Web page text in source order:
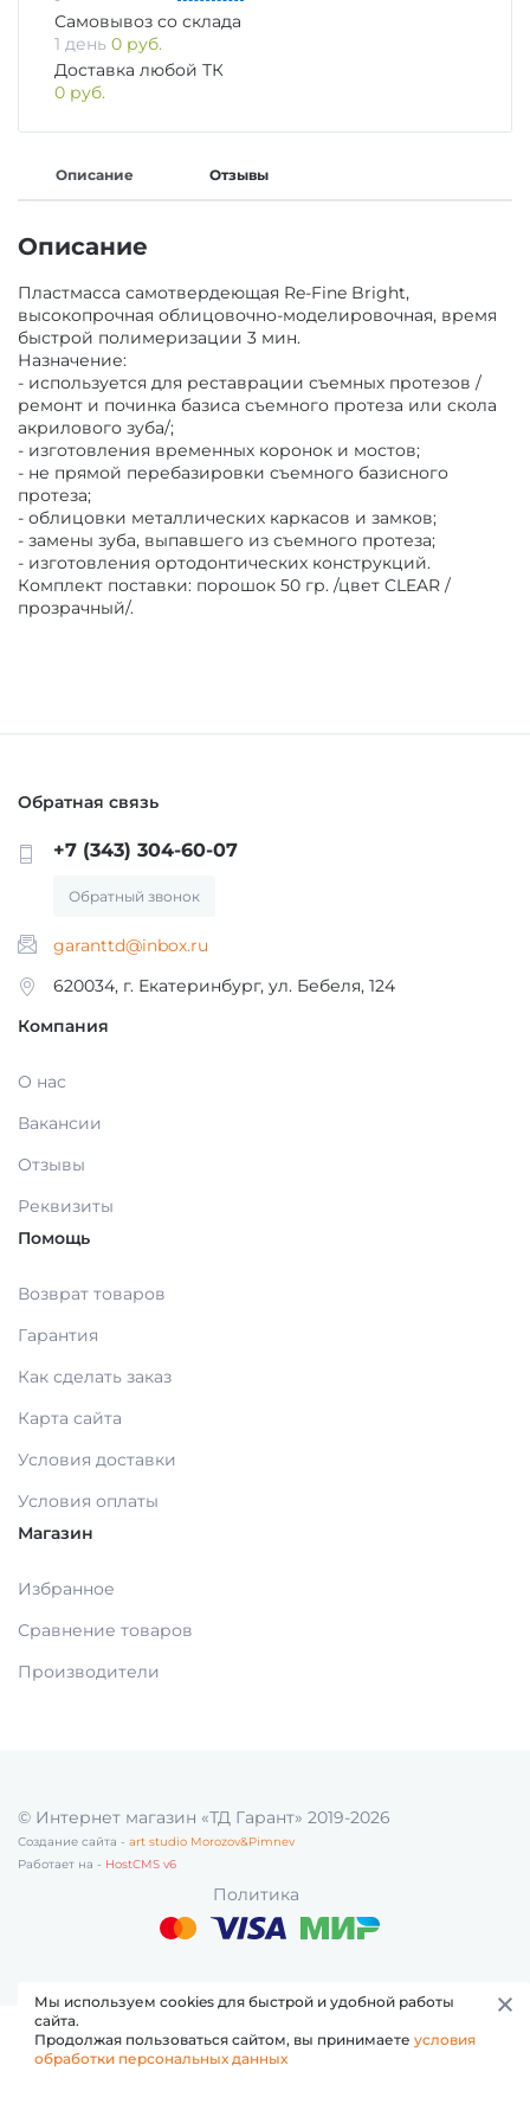
ДЕЗИНФИЦИРУЮЩИЕ СРЕДСТВА,
АНТИСЕПТИКИ
ПОЛИРЫ ДЛЯ ПОЛИРОВАНИЯ,
ШЛИФОВАНИЯ РЕСТАВРАЦИЙ
МАТЕРИАЛЫ ДЛЯ ЭНДОДОНТИЧЕСКОГО
ЛЕЧЕНИЯ
МАТЕРИАЛЫ ДЛЯ ФИКСАЦИИ НЕ ПРЯМЫХ
РЕСТАВРАЦИЙ
МАТЕРИАЛЫ / ПРИНАДЛЕЖНОСТИ ДЛЯ
СНЯТИЯ СЛЕПКОВ
ПОЛЯ
МАТЕРИАЛ ДЛЯ ПЕРЕБАЗИРОВКИ
ПРОВОЛОКА, ГИЛЬЗЫ, ШИНЫ, КЛАММЕРА
(без срока)
МАТЕРИАЛЫ ДЛЯ ЛЕЧЕНИЯ СЛИЗИСТОЙ
РЕНТГЕНОВСКИЕ МАТЕРИАЛЫ
МАТЕРИАЛ ДЛЯ ПРОФИЛАКТИКИ
ИМПЛАНТОЛОГИЯ
ШОВНЫЙ МАТЕРИАЛ
МАТЕРИАЛ ДЛЯ ВОССТАНОВЛЕНИЯ КУЛЬТИ
КОНТРОЛЬ СТЕРИЛИЗАЦИИ И
КОНЦЕНТРАЦИИ РАСТ-В (сроки
СТЕРИЛИЗАЦИЯ И УПАКОВКА
ОБОРУДОВАНИЕ И ЗАПАСНЫЕ ЧАСТИ
ЛИТЕЙНОЕ ОБОРУДОВАНИЕ / ИНСТРУМЕНТЫ
АРТИКУЛЛЯТОРЫ, ОККЛЮДАТОРЫ
CAD/CAM
ПЕСКОСТРУЙНОЕ ОБОРУДОВАНИЕ
ОБОРУДОВАНИЕ ЗУБОТЕХНИЧЕСКОЕ
Самовывоз со склада
1 день 0 руб.
Доставка любой ТК
0 руб.
Описание Отзывы
Описание
Пластмасса самотвердеющая Re-Fine Bright,
высокопрочная облицовочно-моделировочная, время
быстрой полимеризации 3 мин.
Назначение:
- используется для реставрации съемных протезов /
ремонт и починка базиса съемного протеза или скола
акрилового зуба/;
- изготовления временных коронок и мостов;
- не прямой перебазировки съемного базисного
протеза;
- облицовки металлических каркасов и замков;
- замены зуба, выпавшего из съемного протеза;
- изготовления ортодонтических конструкций.
Комплект поставки: порошок 50 гр. /цвет CLEAR /
прозрачный/.
Обратная связь
+7 (343) 304-60-07
Обратный звонок
garanttd@inbox.ru
620034, г. Екатеринбург, ул. Бебеля, 124
Компания
О нас
Вакансии
Отзывы
Реквизиты
Помощь
Возврат товаров
Гарантия
Как сделать заказ
Карта сайта
Условия доставки
Условия оплаты
Магазин
Избранное
Сравнение товаров
Производители
© Интернет магазин «ТД Гарант» 2019-2026
Создание сайта - art studio Morozov&Pimnev
Работает на - HostCMS v6
Политика
Мы используем cookies для быстрой и удобной работы
сайта.
Продолжая пользоваться сайтом, вы принимаете условия
обработки персональных данных